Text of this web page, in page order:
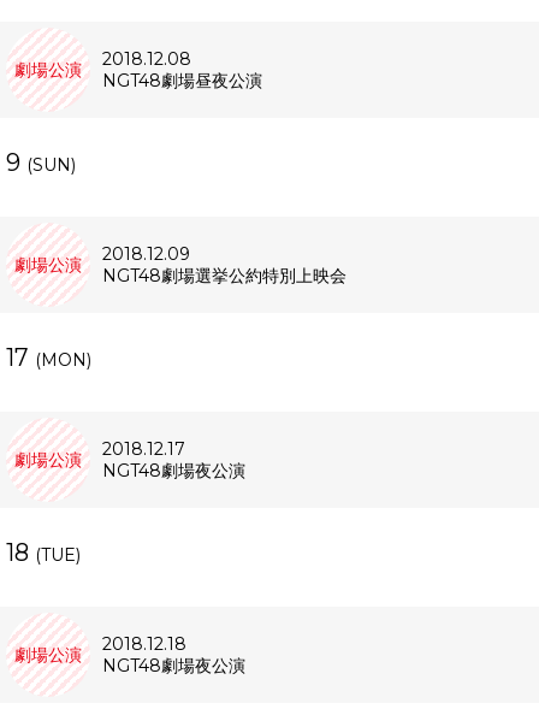
劇場公演
2018.12.08
NGT48劇場昼夜公演
9 (SUN)
劇場公演
2018.12.09
NGT48劇場選挙公約特別上映会
17 (MON)
劇場公演
2018.12.17
NGT48劇場夜公演
18 (TUE)
劇場公演
2018.12.18
NGT48劇場夜公演